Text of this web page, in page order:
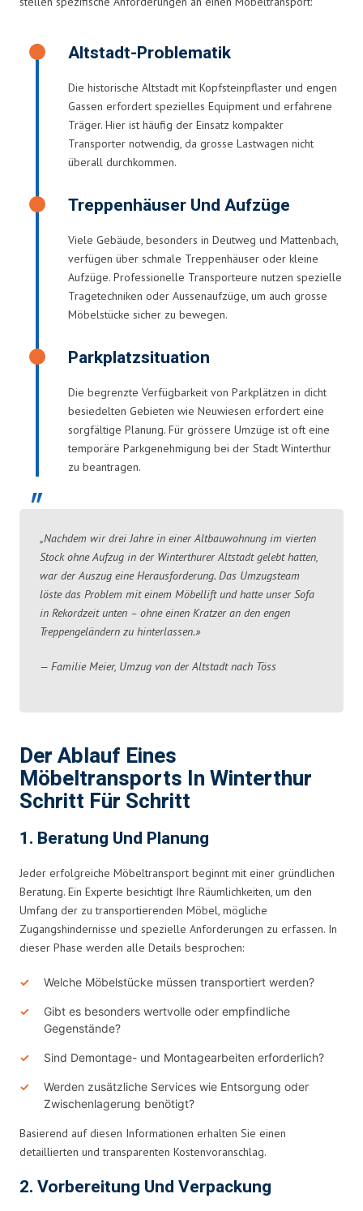
Altstadt-Problematik
Die historische Altstadt mit Kopfsteinpflaster und engen
Gassen erfordert spezielles Equipment und erfahrene
Träger. Hier ist häufig der Einsatz kompakter
Transporter notwendig, da grosse Lastwagen nicht
überall durchkommen.
Treppenhäuser Und Aufzüge
Viele Gebäude, besonders in Deutweg und Mattenbach,
verfügen über schmale Treppenhäuser oder kleine
Aufzüge. Professionelle Transporteure nutzen spezielle
Tragetechniken oder Aussenaufzüge, um auch grosse
Möbelstücke sicher zu bewegen.
Parkplatzsituation
Die begrenzte Verfügbarkeit von Parkplätzen in dicht
besiedelten Gebieten wie Neuwiesen erfordert eine
sorgfältige Planung. Für grössere Umzüge ist oft eine
temporäre Parkgenehmigung bei der Stadt Winterthur
zu beantragen.
„Nachdem wir drei Jahre in einer Altbauwohnung im vierten
Stock ohne Aufzug in der Winterthurer Altstadt gelebt hatten,
war der Auszug eine Herausforderung. Das Umzugsteam
löste das Problem mit einem Möbellift und hatte unser Sofa
in Rekordzeit unten – ohne einen Kratzer an den engen
Treppengeländern zu hinterlassen.»
— Familie Meier, Umzug von der Altstadt nach Töss
Der Ablauf Eines
Möbeltransports In Winterthur
Schritt Für Schritt
1. Beratung Und Planung
Jeder erfolgreiche Möbeltransport beginnt mit einer gründlichen
Beratung. Ein Experte besichtigt Ihre Räumlichkeiten, um den
Umfang der zu transportierenden Möbel, mögliche
Zugangshindernisse und spezielle Anforderungen zu erfassen. In
dieser Phase werden alle Details besprochen:
Welche Möbelstücke müssen transportiert werden?
Gibt es besonders wertvolle oder empfindliche
Gegenstände?
Sind Demontage- und Montagearbeiten erforderlich?
Werden zusätzliche Services wie Entsorgung oder
Zwischenlagerung benötigt?
Basierend auf diesen Informationen erhalten Sie einen
detaillierten und transparenten Kostenvoranschlag.
2. Vorbereitung Und Verpackung